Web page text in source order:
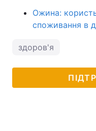
Ожина:
споживання в
здоров'я